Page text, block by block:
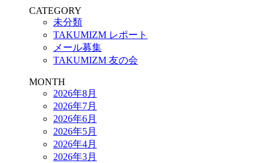
CATEGORY
未分類
TAKUMIZM レポート
メール募集
TAKUMIZM 友の会
MONTH
2026年8月
2026年7月
2026年6月
2026年5月
2026年4月
2026年3月